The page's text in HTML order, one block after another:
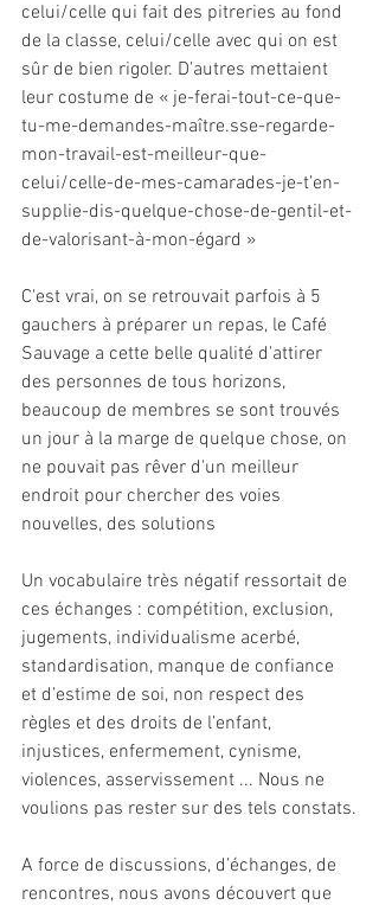
celui/celle qui fait des pitreries au fond
de la classe, celui/celle avec qui on est
sûr de bien rigoler. D’autres mettaient
leur costume de « je-ferai-tout-ce-que-
tu-me-demandes-maître.sse-regarde-
mon-travail-est-meilleur-que-
celui/celle-de-mes-camarades-je-t’en-
supplie-dis-quelque-chose-de-gentil-et-
de-valorisant-à-mon-égard »
C'est vrai, on se retrouvait parfois à 5
gauchers à préparer un repas, le Café
Sauvage a cette belle qualité d'attirer
des personnes de tous horizons,
beaucoup de membres se sont trouvés
un jour à la marge de quelque chose, on
ne pouvait pas rêver d'un meilleur
endroit pour chercher des voies
nouvelles, des solutions
Un vocabulaire très négatif ressortait de
ces échanges : compétition, exclusion,
jugements, individualisme acerbé,
standardisation, manque de confiance
et d’estime de soi, non respect des
règles et des droits de l’enfant,
injustices, enfermement, cynisme,
violences, asservissement ... Nous ne
voulions pas rester sur des tels constats.
A force de discussions, d’échanges, de
rencontres, nous avons découvert que